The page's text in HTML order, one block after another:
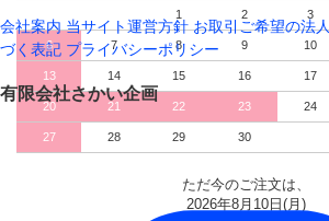
会社案内 当サイト運営方針 お取引ご希望の法
づく表記 プライバシーポリシー
有限会社さかい企画
1 2 3
6 7 8 9 10
13 14 15 16 17
20 21 22 23 24
27 28 29 30
ただ今のご注文は、
2026年8月10日(月)